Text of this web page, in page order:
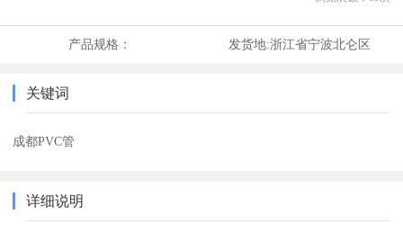
产品规格： 发货地:浙江省宁波北仑区
关键词
成都PVC管
详细说明